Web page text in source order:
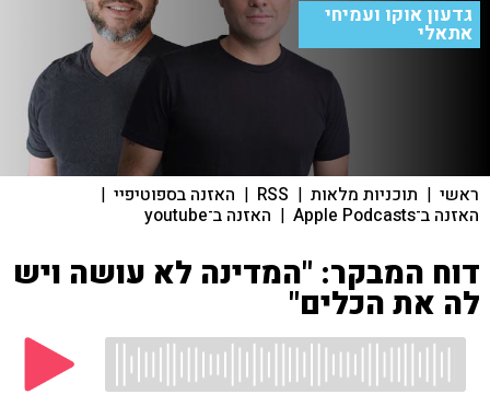
גדעון אוקו ועמיחי
אתאלי
ראשי | תוכניות מלאות |
RSS
| האזנה בספוטיפיי |
האזנה ב־Apple Podcasts | האזנה ב־youtube
דוח המבקר: "המדינה לא עושה ויש
לה את הכלים"